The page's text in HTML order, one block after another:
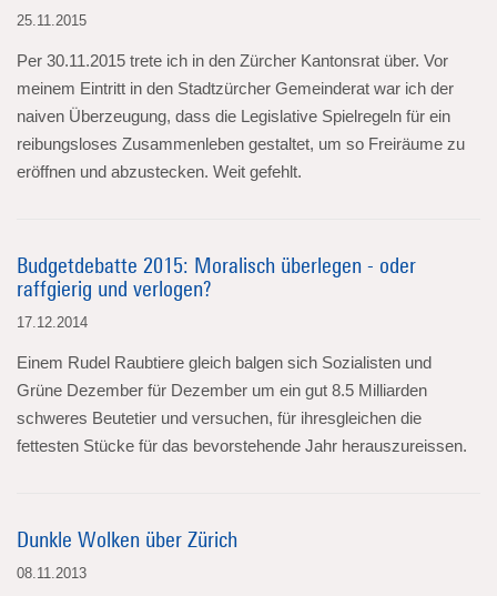
25.11.2015
Per 30.11.2015 trete ich in den Zürcher Kantonsrat über. Vor
meinem Eintritt in den Stadtzürcher Gemeinderat war ich der
naiven Überzeugung, dass die Legislative Spielregeln für ein
reibungsloses Zusammenleben gestaltet, um so Freiräume zu
eröffnen und abzustecken. Weit gefehlt.
Budgetdebatte 2015: Moralisch überlegen - oder
raffgierig und verlogen?
17.12.2014
Einem Rudel Raubtiere gleich balgen sich Sozialisten und
Grüne Dezember für Dezember um ein gut 8.5 Milliarden
schweres Beutetier und versuchen, für ihresgleichen die
fettesten Stücke für das bevorstehende Jahr herauszureissen.
Dunkle Wolken über Zürich
08.11.2013